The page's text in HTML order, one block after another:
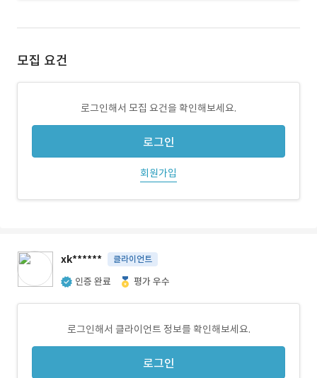
모집 요건
로그인해서 모집 요건을 확인해보세요.
로그인
회원가입
xk****** 클라이언트
인증 완료 평가 우수
로그인해서 클라이언트 정보를 확인해보세요.
로그인